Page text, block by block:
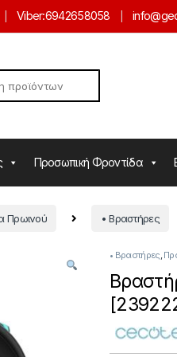
Viber:6942658058
Προσωπική Φροντίδα
Πρωινού • Βραστήρες
• Βραστήρες